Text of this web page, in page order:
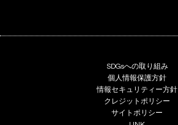
SDGsへの取り組み
個人情報保護方針
情報セキュリティー方針
クレジットポリシー
サイトポリシー